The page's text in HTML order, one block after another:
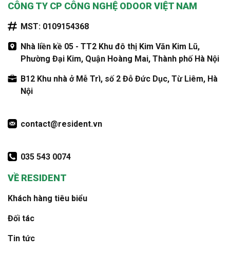
CÔNG TY CP CÔNG NGHỆ ODOOR VIỆT NAM
MST: 0109154368
Nhà liền kề 05 - TT2 Khu đô thị Kim Văn Kim Lũ,
Phường Đại Kim, Quận Hoàng Mai, Thành phố Hà Nội
B12 Khu nhà ở Mễ Trì, số 2 Đỗ Đức Dục, Từ Liêm, Hà
Nội
contact@resident.vn
035 543 0074
VỀ RESIDENT
Khách hàng tiêu biểu
Đối tác
Tin tức